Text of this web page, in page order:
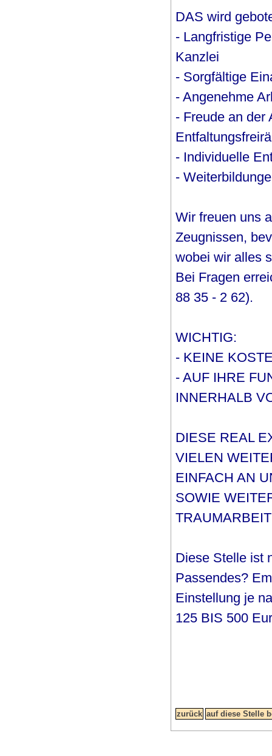
DAS wird
- Langfristige
Kanzlei
- Sorgfältige
- Angenehme
- Freude an der
- Individuelle
-
Wir freuen uns
Zeugnissen,
wobei wir alles
Bei Fragen
88 35 - 2 62).
WICHTIG:
- KEINE
- AUF IHRE
INNERHALB
DIESE REAL
VIELEN
EINFACH AN
SOWIE
Diese Stelle ist
Passendes?
Einstellung je
125 BIS 500